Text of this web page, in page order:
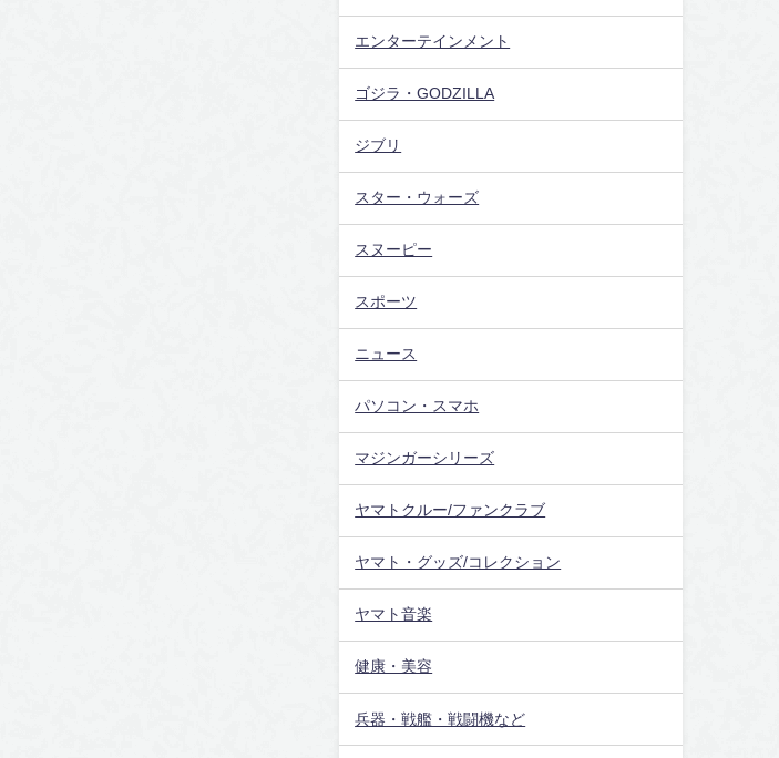
エンターテインメント
ゴジラ・GODZILLA
ジブリ
スター・ウォーズ
スヌーピー
スポーツ
ニュース
パソコン・スマホ
マジンガーシリーズ
ヤマトクルー/ファンクラブ
ヤマト・グッズ/コレクション
ヤマト音楽
健康・美容
兵器・戦艦・戦闘機など